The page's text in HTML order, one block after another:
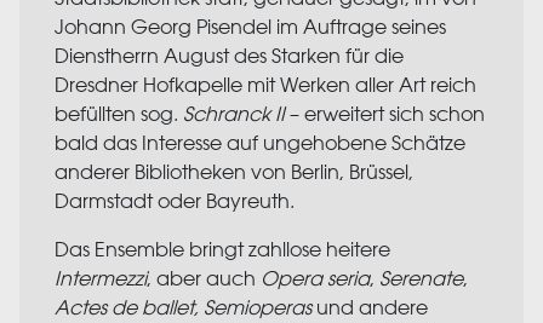
Johann Georg Pisendel im Auftrage seines
Dienstherrn August des Starken für die
Dresdner Hofkapelle mit Werken aller Art reich
befüllten sog. Schranck II– erweitert sich schon
bald das Interesse auf ungehobene Schätze
anderer Bibliotheken von Berlin, Brüssel,
Darmstadt oder Bayreuth.
Das Ensemble bringt zahllose heitere
Intermezzi, aber auch Opera seria, Serenate,
Actes de ballet, Semioperasund andere